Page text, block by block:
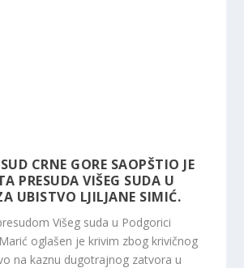
CRNE GORE SAOPŠTIO JE
PRESUDA VIŠEG SUDA U
UBISTVO LJILJANE SIMIĆ.
Višeg suda u Podgorici
oglašen je krivim zbog krivičnog
na kaznu dugotrajnog zatvora u